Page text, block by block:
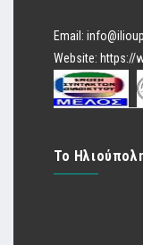
Email:
Website: https://
Το